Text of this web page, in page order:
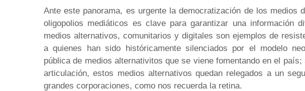
Ante este panorama, es urgente la democratización de los medios
oligopolios mediáticos es clave para garantizar una información
medios alternativos, comunitarios y digitales son ejemplos de
a quienes han sido históricamente silenciados por el modelo
pública de medios alternativitos que se viene fomentando en el
articulación, estos medios alternativos quedan relegados a un
grandes corporaciones, como nos recuerda la retina.